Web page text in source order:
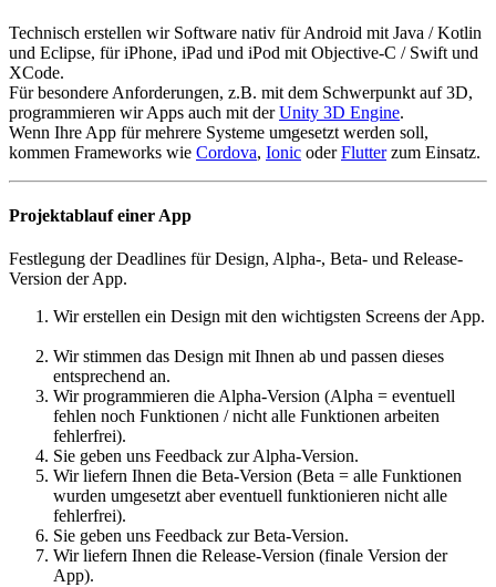
Technisch erstellen wir Software nativ für Android mit Java / Kotlin
und Eclipse, für iPhone, iPad und iPod mit Objective-C / Swift und
XCode.
Für besondere Anforderungen, z.B. mit dem Schwerpunkt auf 3D,
programmieren wir Apps auch mit derUnity 3D Engine.
Wenn Ihre App für mehrere Systeme umgesetzt werden soll,
kommen Frameworks wie Cordova, Ionic oderFlutterzum Einsatz.
Projektablauf einer App
Festlegung der Deadlines für Design, Alpha-, Beta- und Release-
Version der App.
Wir erstellen ein Design mit den wichtigsten Screens der App.
Wir stimmen das Design mit Ihnen ab und passen dieses
entsprechend an.
Wir programmieren die Alpha-Version (Alpha = eventuell
fehlen noch Funktionen / nicht alle Funktionen arbeiten
fehlerfrei).
Sie geben uns Feedback zur Alpha-Version.
Wir liefern Ihnen die Beta-Version (Beta = alle Funktionen
wurden umgesetzt aber eventuell funktionieren nicht alle
fehlerfrei).
Sie geben uns Feedback zur Beta-Version.
Wir liefern Ihnen die Release-Version (finale Version der
App).